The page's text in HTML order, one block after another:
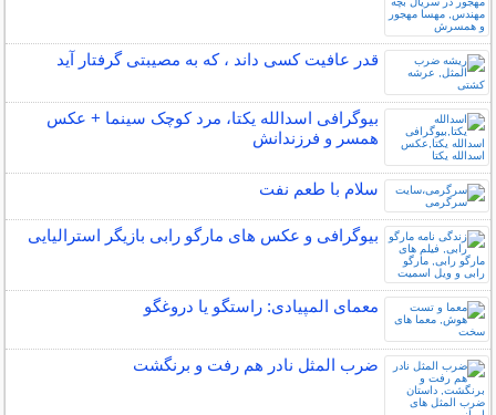
قدر عافیت کسی داند ، که به مصیبتی گرفتار آید
بیوگرافی اسدالله یکتا، مرد کوچک سینما + عکس
همسر و فرزندانش
سلام با طعم نفت
بیوگرافی و عکس های مارگو رابی بازیگر استرالیایی
معمای المپیادی: راستگو یا دروغگو
ضرب المثل نادر هم رفت و برنگشت